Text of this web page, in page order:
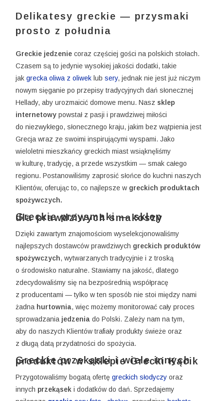
Delikatesy greckie — przysmaki
prosto z południa
Greckie jedzenie coraz częściej gości na polskich stołach.
Czasem są to jedynie wysokiej jakości dodatki, takie
jakgrecka oliwa z oliwek lubsery, jednak nie jest już niczym
nowym sięganie po przepisy tradycyjnych dań słonecznej
Hellady, aby urozmaicić domowe menu. Nasz sklep
internetowy powstał z pasji i prawdziwej miłości
do niezwykłego, słonecznego kraju, jakim bez wątpienia jest
Grecja wraz ze swoimi inspirującymi wyspami. Jako
wieloletni mieszkańcy greckich miast wsiąknęliśmy
w kulturę, tradycję, a przede wszystkim — smak całego
regionu. Postanowiliśmy zaprosić słońce do kuchni naszych
Klientów, oferując to, co najlepsze w greckich produktach
spożywczych.
Greckie przysmaki — sklep dla prawdziwych smakoszy
Dzięki zawartym znajomościom wyselekcjonowaliśmy
najlepszych dostawców prawdziwych greckich produktów
spożywczych, wytwarzanych tradycyjnie i z troską
o środowisko naturalne. Stawiamy na jakość, dlatego
zdecydowaliśmy się na bezpośrednią współpracę
z producentami — tylko w ten sposób nie stoi między nami
żadna hurtownia, więc możemy monitorować cały proces
sprowadzania jedzenia do Polski. Zależy nam na tym,
aby do naszych Klientów trafiały produkty świeże oraz
z długą datą przydatności do spożycia.
Greckie przekąski i wiele innych produktów w sklepie Grecki Kącik
Przygotowaliśmy bogatą ofertęgreckich słodyczy oraz
innych przekąsek i dodatków do dań. Sprzedajemy